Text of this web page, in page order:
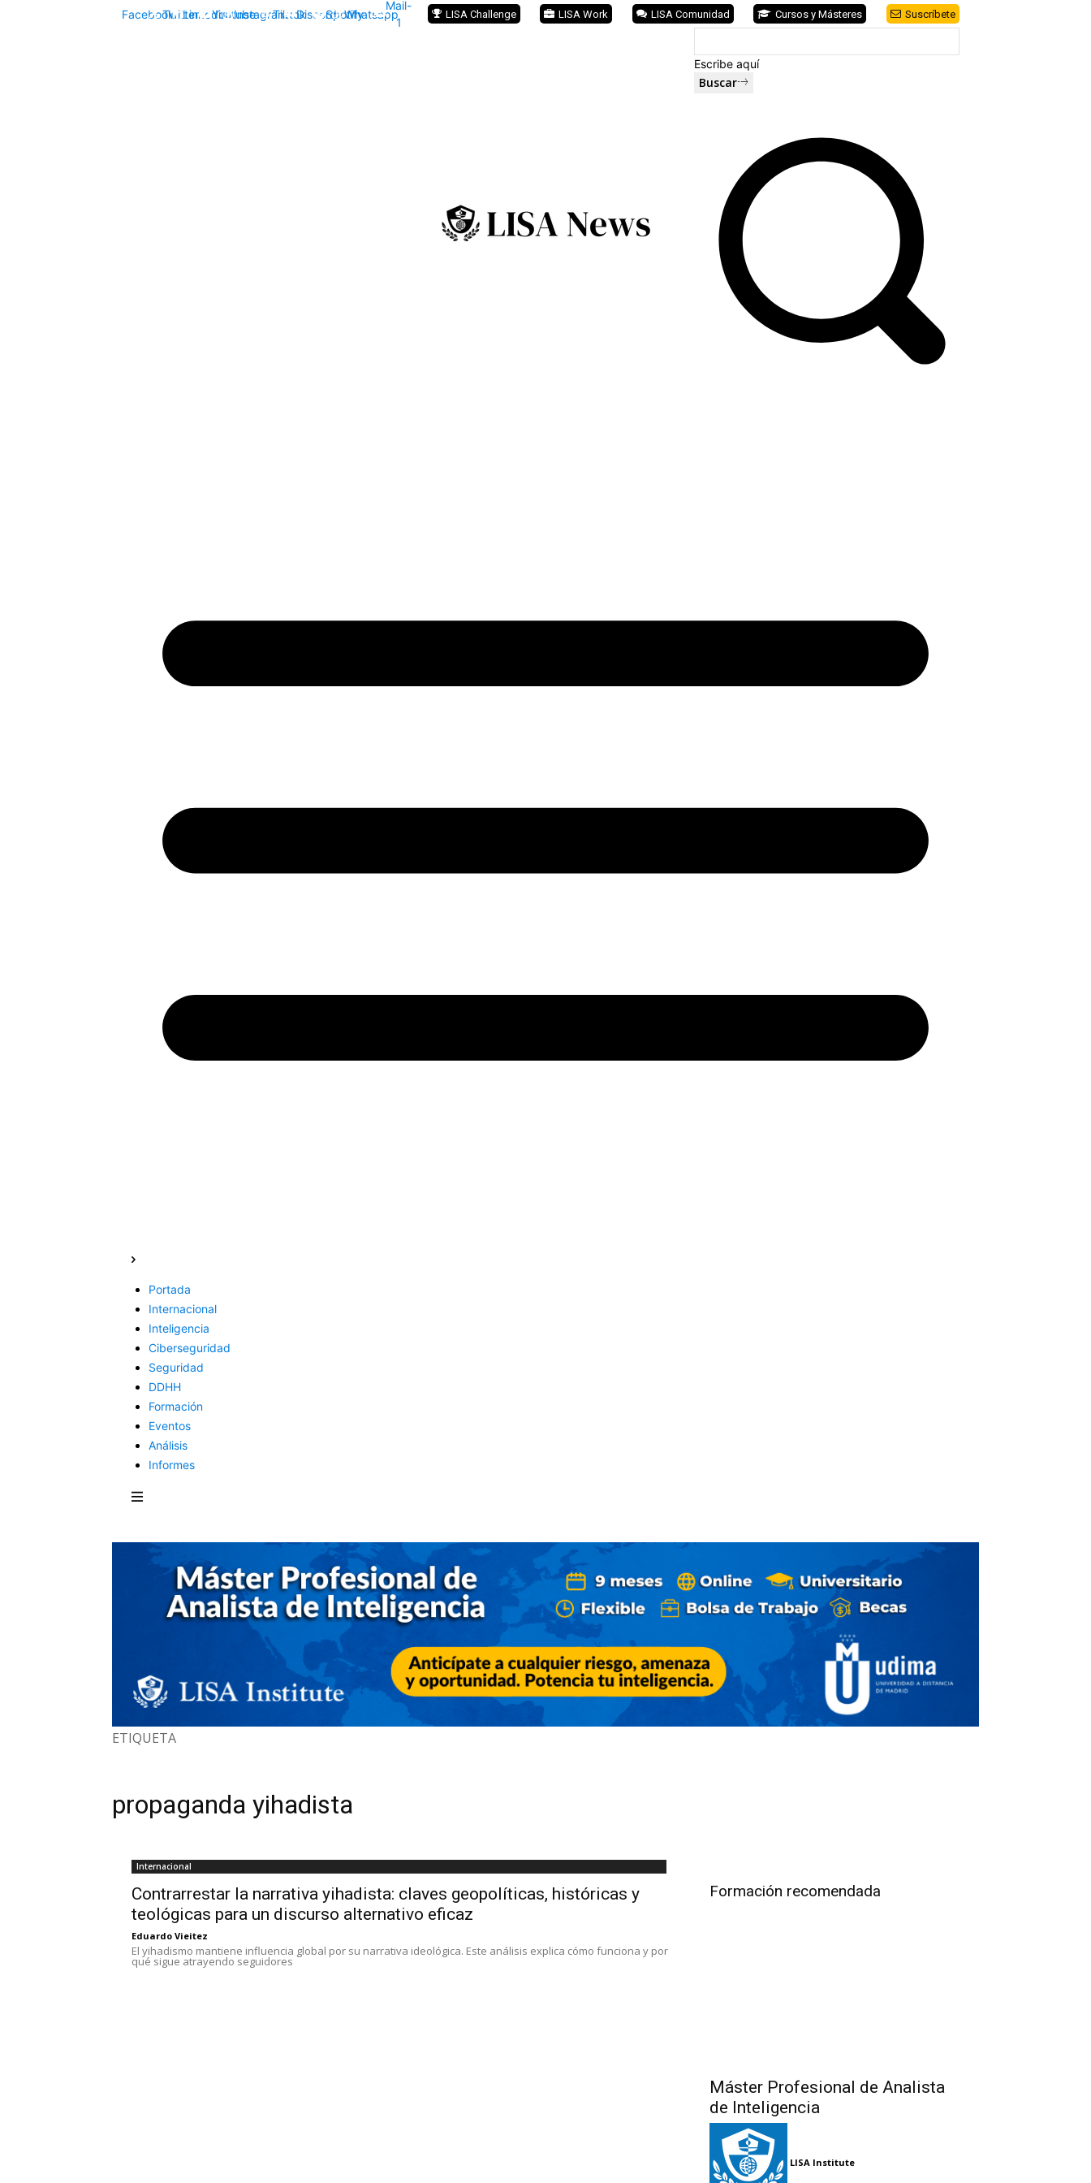
Suscríbete
Cursos y Másteres
LISA Comunidad
LISA Work
LISA Challenge
FacebookTwitterLinkedinYoutubeInstagramTiktokDiscordSpotifyWhatsapp
Mail-
1
Escribe aquí
Buscar
Portada
Internacional
Inteligencia
Ciberseguridad
Seguridad
DDHH
Formación
Eventos
Análisis
Informes
ETIQUETA
propaganda yihadista
Internacional
Contrarrestar la narrativa yihadista: claves geopolíticas, históricas y
teológicas para un discurso alternativo eficaz
Eduardo Vieitez
El yihadismo mantiene influencia global por su narrativa ideológica. Este análisis explica cómo funciona y por
qué sigue atrayendo seguidores
Formación recomendada
Máster Profesional de Analista
de Inteligencia
LISA Institute